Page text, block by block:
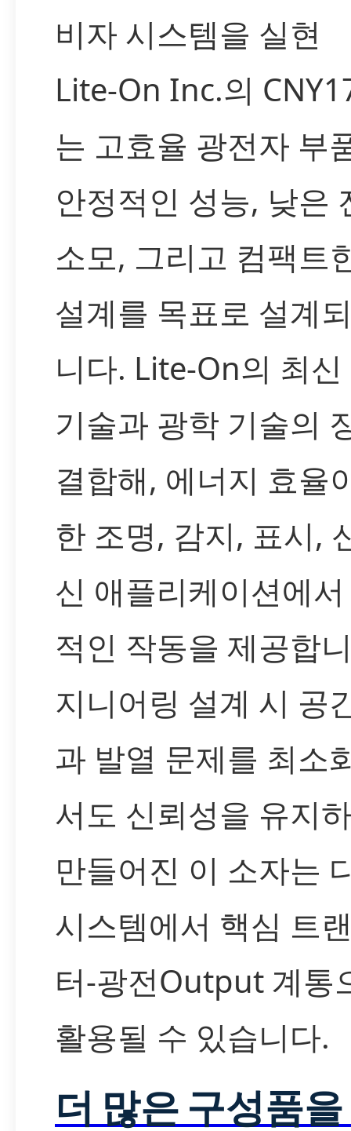
비자 시스템을 실현
Lite-On Inc.의
는 고효율 광전자 부
안정적인 성능, 낮은
소모, 그리고 컴팩트
설계를 목표로 설계
니다. Lite-On의 최
기술과 광학 기술의
결합해, 에너지 효율
한 조명, 감지, 표시,
신 애플리케이션에
적인 작동을 제공합
지니어링 설계 시 공
과 발열 문제를 최소
서도 신뢰성을 유지
만들어진 이 소자는
시스템에서 핵심 트
터-광전Output 계통
활용될 수 있습니다.
더 많은 구성품